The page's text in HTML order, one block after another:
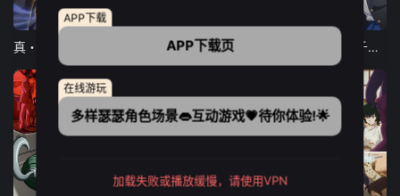
12集全
东京猫猫 NEW～♡ 弹珠汽水瓶里的千岁同学
APP下载
APP下载页
在线游玩
多样瑟瑟角色场景👄互动游戏💗待你体验!🌟
加载失败或播放缓慢，请使用VPN